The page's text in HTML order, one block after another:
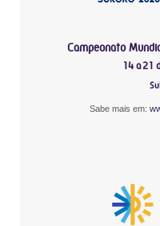
Campeonato
14 a 21
Sabe mais em: